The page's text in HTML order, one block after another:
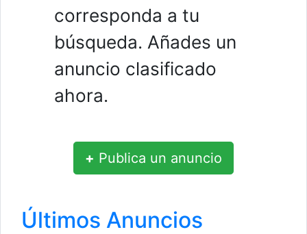
corresponda a tu
búsqueda. Añades un
anuncio clasificado
ahora.
+ Publica un anuncio
Últimos Anuncios